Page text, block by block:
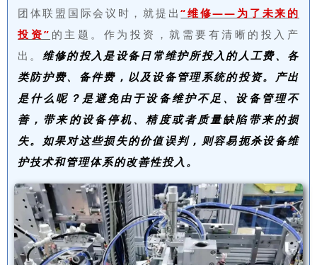
团体联盟国际会议时，就提出“维修——为了未来的
投资” 的主题。作为投资，就需要有清晰的投入产
出。 维修的投入是设备日常维护所投入的人工费、各
类防护费、备件费，以及设备管理系统的投资。产出
是什么呢？是避免由于设备维护不足、设备管理不
善，带来的设备停机、精度或者质量缺陷带来的损
失。如果对这些损失的价值误判，则容易扼杀设备维
护技术和管理体系的改善性投入。